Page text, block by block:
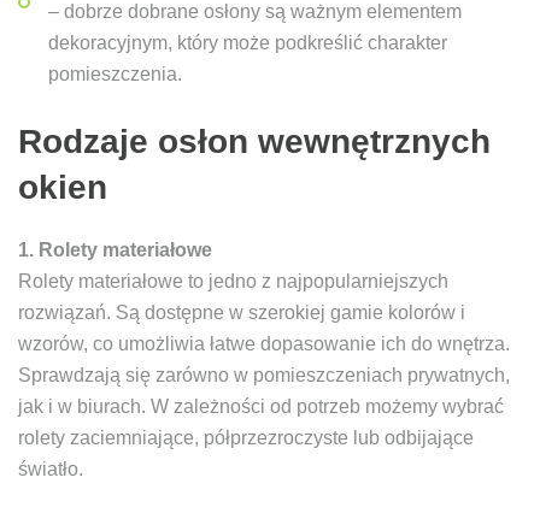
– dobrze dobrane osłony są ważnym elementem
dekoracyjnym, który może podkreślić charakter
pomieszczenia.
Rodzaje osłon wewnętrznych
okien
1. Rolety materiałowe
Rolety materiałowe to jedno z najpopularniejszych
rozwiązań. Są dostępne w szerokiej gamie kolorów i
wzorów, co umożliwia łatwe dopasowanie ich do wnętrza.
Sprawdzają się zarówno w pomieszczeniach prywatnych,
jak i w biurach. W zależności od potrzeb możemy wybrać
rolety zaciemniające, półprzezroczyste lub odbijające
światło.